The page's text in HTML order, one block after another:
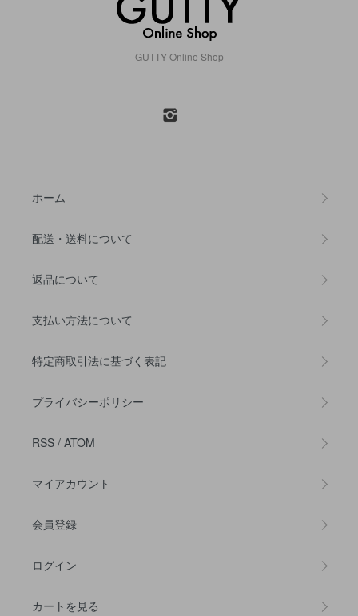
GUTTY Online Shop
ホーム
配送・送料について
返品について
支払い方法について
特定商取引法に基づく表記
プライバシーポリシー
RSS / ATOM
マイアカウント
会員登録
ログイン
カートを見る